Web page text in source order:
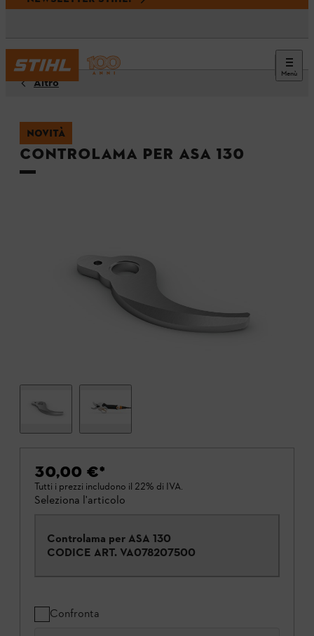
Menù
Altro
NOVITÀ
Controlama per ASA 130
30,00 €*
Tutti i prezzi includono il 22% di IVA.
Seleziona l'articolo
Controlama per ASA 130
CODICE ART. VA078207500
Confronta